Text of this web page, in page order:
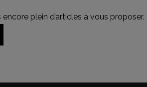
plein d’articles à vous proposer.